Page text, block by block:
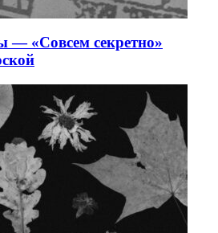
«Совсем секретно»